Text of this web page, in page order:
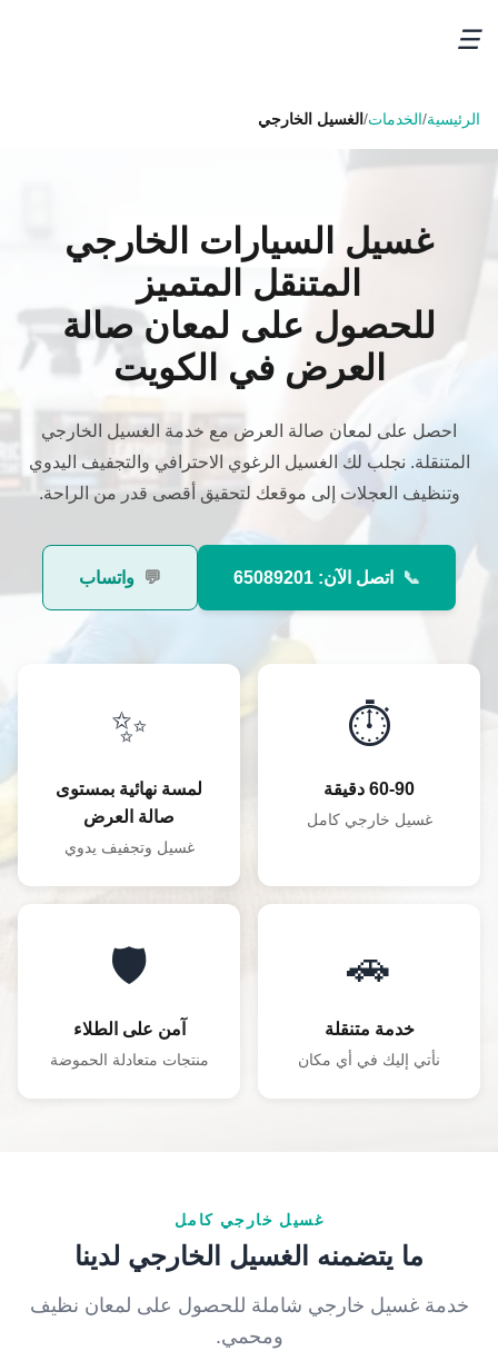
☰
الرئيسية/الخدمات/ الغسيل الخارجي
غسيل السيارات الخارجي
المتنقل المتميز
للحصول على لمعان صالة
العرض في الكويت
احصل على لمعان صالة العرض مع خدمة الغسيل الخارجي
المتنقلة. نجلب لك الغسيل الرغوي الاحترافي والتجفيف اليدوي
وتنظيف العجلات إلى موقعك لتحقيق أقصى قدر من الراحة.
📞 اتصل الآن: 65089201 💬 واتساب
⏱️
60-90 دقيقة
غسيل خارجي كامل
✨
لمسة نهائية بمستوى
صالة العرض
غسيل وتجفيف يدوي
🚗
خدمة متنقلة
نأتي إليك في أي مكان
🛡️
آمن على الطلاء
منتجات متعادلة الحموضة
غسيل خارجي كامل
ما يتضمنه الغسيل الخارجي لدينا
خدمة غسيل خارجي شاملة للحصول على لمعان نظيف
ومحمي.